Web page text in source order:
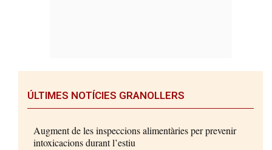
ÚLTIMES NOTÍCIES GRANOLLERS
Augment de les inspeccions alimentàries per prevenir
intoxicacions durant l’estiu